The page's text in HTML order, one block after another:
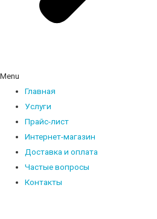
Menu
Главная
Услуги
Прайс-лист
Интернет-магазин
Доставка и оплата
Частые вопросы
Контакты